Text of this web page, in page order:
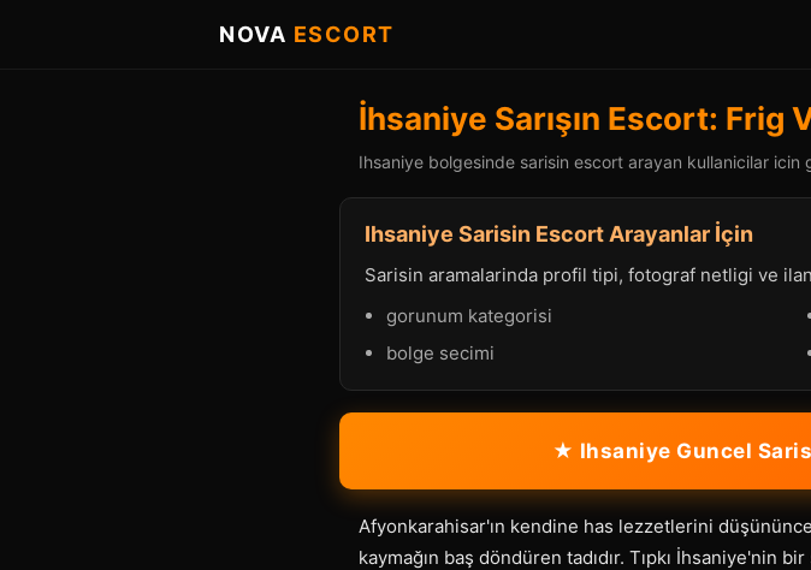
NOVA ESCORT
İhsaniye Sarışın Escort:
Ihsaniye bolgesinde sarisin escort arayan kullanicilar
Ihsaniye Sarisin Escort Arayanlar İçin
Sarisin aramalarinda profil tipi, fotograf netligi ve
gorunum kategorisi
bolge secimi
★ Ihsaniye Guncel
Afyonkarahisar'ın kendine has lezzetlerini
kaymağın baş döndüren tadıdır. Tıpkı İhsaniye'nin